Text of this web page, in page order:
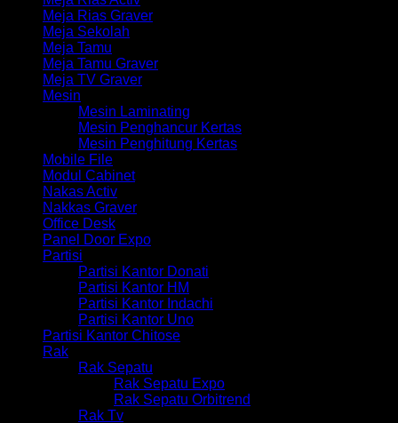
Meja Rias Graver
Meja Sekolah
Meja Tamu
Meja Tamu Graver
Meja TV Graver
Mesin
Mesin Laminating
Mesin Penghancur Kertas
Mesin Penghitung Kertas
Mobile File
Modul Cabinet
Nakas Activ
Nakkas Graver
Office Desk
Panel Door Expo
Partisi
Partisi Kantor Donati
Partisi Kantor HM
Partisi Kantor Indachi
Partisi Kantor Uno
Partisi Kantor Chitose
Rak
Rak Sepatu
Rak Sepatu Expo
Rak Sepatu Orbitrend
Rak Tv